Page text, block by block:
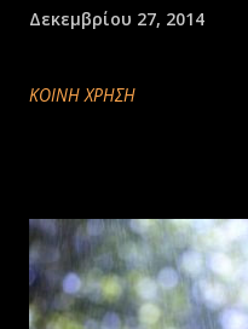
Δεκεμβρίου 27, 2014
ΚΟΙΝΉ ΧΡΉΣΗ